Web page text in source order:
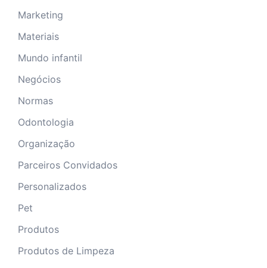
Marketing
Materiais
Mundo infantil
Negócios
Normas
Odontologia
Organização
Parceiros Convidados
Personalizados
Pet
Produtos
Produtos de Limpeza